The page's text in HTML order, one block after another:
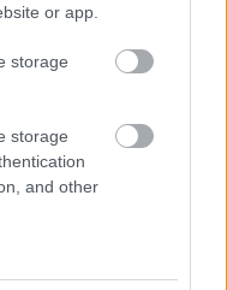
or app.
storage
storage
and other
Invia